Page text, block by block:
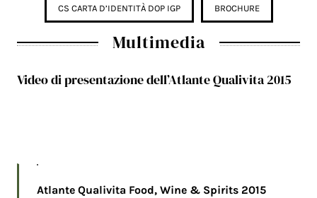
CS CARTA D’IDENTITÀ DOP IGP BROCHURE
Multimedia
Video di presentazione dell’Atlante Qualivita 2015
Atlante Qualivita Food, Wine & Spirits 2015